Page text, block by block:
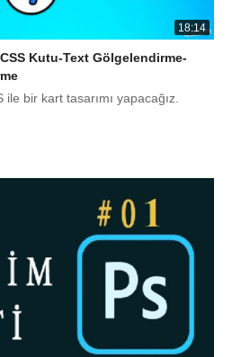
18:14
CSS Kutu-Text Gölgelendirme-
bir kart tasarımı yapacağız.